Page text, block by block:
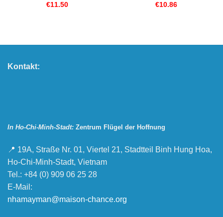
€11.50
€10.86
Kontakt:
In Ho-Chi-Minh-Stadt: Zentrum Flügel der Hoffnung
📍 19A, Straße Nr. 01, Viertel 21, Stadtteil Binh Hung Hoa,
Ho-Chi-Minh-Stadt, Vietnam
Tel.: +84 (0) 909 06 25 28
E-Mail:
nhamayman@maison-chance.org